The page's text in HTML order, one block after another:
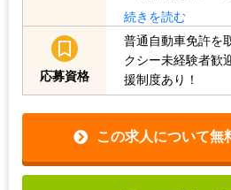
続きを読む
応募資格
普通自動車免許を
クシー未経験者歓
援制度あり！
この求人について無